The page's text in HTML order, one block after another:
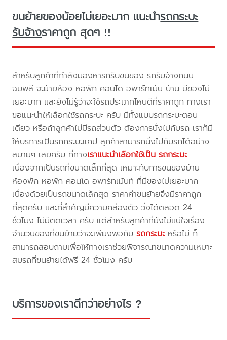
ขนย้ายของน้อยไม่เยอะมาก แนะนำรถกระบะ
รับจ้างราคาถูก สุดๆ !!
สำหรับลูกค้าที่กำลังมองหารถรับขนของ รถรับจ้างถนน
ฉิมพลี จะย้ายห้อง หอพัก คอนโด อพาร์ทเม้น บ้าน มีของไม่
เยอะมาก และยังไม่รู้ว่าจะใช้รถประเภทไหนดีที่ราคาถูก ทางเรา
ขอแนะนำให้เลือกใช้รถกระบะ ครับ มีทั้งแบบรถกระบะตอน
เดียว หรือถ้าลูกค้าไม่มีรถส่วนตัว ต้องการนั่งไปกับรถ เราก็มี
ให้บริการเป็นรถกระบะแคป ลูกค้าสามารถนั่งไปกับรถได้อย่าง
สบายๆ เลยครับ ที่ทางเราแนะนำเลือกใช้เป็น รถกระบะ
เนื่องจากเป็นรถที่ขนาดเล็กที่สุด เหมาะกับการขนของย้าย
ห้องพัก หอพัก คอนโด อพาร์ทเม้นท์ ที่มีของไม่เยอะมาก
เนื่องด้วยเป็นรถขนาดเล็กสุด ราคาค่าขนย้ายจึงมีราคาถูก
ที่สุดครับ และที่สำคัญมีความคล่องตัว วิ่งได้ตลอด 24
ชั่วโมง ไม่มีติดเวลา ครับ แต่สำหรับลูกค้าที่ยังไม่แน่ใจเรื่อง
จำนวนของที่ขนย้ายว่าจะเพียงพอกับรถกระบะ หรือไม่ ก็
สามารถสอบถามเพื่อให้ทางเราช่วยพิจารณาขนาดความเหมาะ
สมรถที่ขนย้ายได้ฟรี 24 ชั่วโมง ครับ
บริการของเราดีกว่าอย่างไร ?